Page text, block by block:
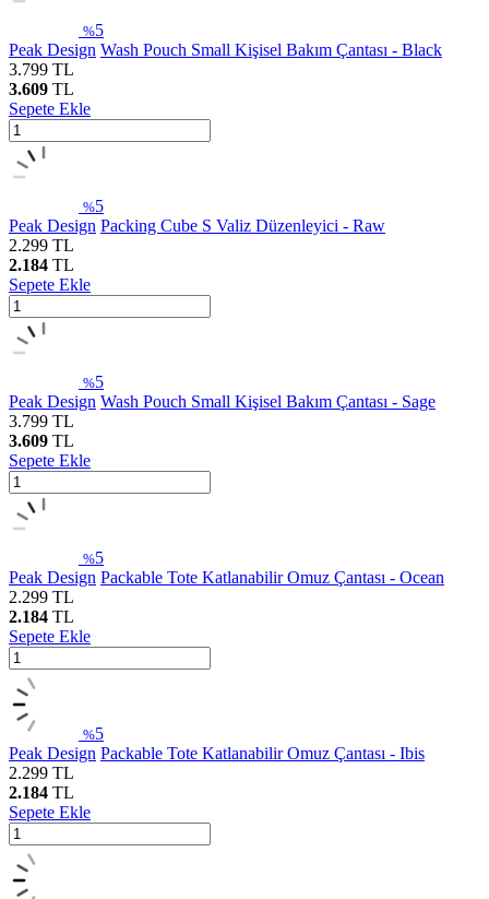
%5
Peak Design Wash Pouch Small Kişisel Bakım Çantası - Black
3.799 TL
3.609 TL
Sepete Ekle
%5
Peak Design Packing Cube S Valiz Düzenleyici - Raw
2.299 TL
2.184 TL
Sepete Ekle
%5
Peak Design Wash Pouch Small Kişisel Bakım Çantası - Sage
3.799 TL
3.609 TL
Sepete Ekle
%5
Peak Design Packable Tote Katlanabilir Omuz Çantası - Ocean
2.299 TL
2.184 TL
Sepete Ekle
%5
Peak Design Packable Tote Katlanabilir Omuz Çantası - Ibis
2.299 TL
2.184 TL
Sepete Ekle